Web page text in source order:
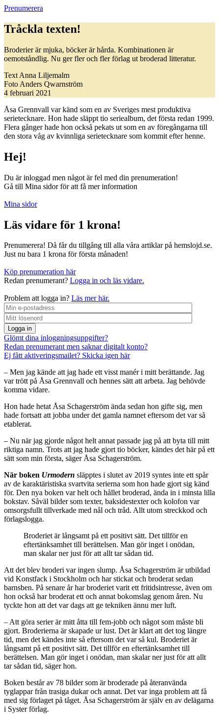
Prenumerera
Tråckla texten!
Broderier är mjuka, böcker är hårda. Kombinationen är
oemotståndlig. Nu ger fler och fler förlag ut broderad litteratur.
Text Anna Liljemalm
Foto Anders Qwarnström
4 februari 2021
Åsa Grennvall var känd som en av Sveriges mest produktiva
serietecknare. Hon hade släppt tio seriealbum, det första redan 1999.
Flera gånger hade hon också pekats ut som en av föregångarna till
den stora våg av kvinnliga serietecknare som kommit efter henne.
Hej!
Du är inloggad men något är fel med din prenumeration!
Gå till Mina sidor för att få mer information
Mina sidor
Läs vidare för 1 krona!
Prenumerera! Då får du tillgång till alla våra artiklar på hemslojd.se.
Just nu bara 1 krona för första månaden!
Köp prenumeration här
Redan prenumerant? Logga in och läs vidare.
Problem att logga in? Läs mer här.
Logga in
Glömt dina inloggningsuppgifter?
Redan prenumerant men saknar digitalt konto?
Ej fått aktiveringsmailet? Skicka igen här
– Men jag kände att jag hade ett visst manér i mitt berättande. Jag
var trött på Åsa Grennvall och hennes sätt att arbeta. Jag behövde
komma vidare.
Hon hade hetat Åsa Schagerström ända sedan hon gifte sig, men
hade fortsatt att jobba under det gamla namnet eftersom det var så
etablerat.
– Nu när jag gjorde något helt annat passade jag på att byta till mitt
riktiga namn. Trots att jag hade gjort tio böcker, kändes det här på ett
sätt som min första, säger Åsa Schagerström.
När boken Urmodern släpptes i slutet av 2019 syntes inte ett spår
av de karaktäristiska svartvita serierna som hon hade gjort sig känd
för. Den nya boken var helt och hållet broderad, ända in i minsta lilla
bokstav. Såväl bilder som texter, baksidestexter och kolofon var
omsorgsfullt tillverkade med nål och tråd. Allt utom streckkod och
förlagslogga.
Broderiet är långsamt på ett positivt sätt. Det tillför en
eftertänksamhet till berättelsen. Man gör inget i onödan,
man skalar ner just för att allt tar sådan tid.
Att det blev broderi var ingen slump. Åsa Schagerström är utbildad
vid Konstfack i Stockholm och har stickat och broderat sedan
barnsben. På senare år har broderiet varit ett fritidsintresse, även om
hon också har broderat ett och annat bokomslag genom åren. Nu
tyckte hon att det var dags att ge tekniken ännu mer luft.
– Att göra serier är mitt åtta till fem-jobb och något som måste bli
gjort. Broderierna är skapade ur lust. Det är klart att det tog längre
tid, men det kändes inte så eftersom det var så kul. Broderiet är
långsamt på ett positivt sätt. Det tillför en eftertänksamhet till
berättelsen. Man gör inget i onödan, man skalar ner just för att allt
tar sådan tid, säger hon.
Boken består av 78 bilder som är broderade på återanvända
tyglappar från trasiga dukar och annat. Det var inga problem att få
med sig förlaget på tåget. Åsa Schagerström är själv en av delägarna
i Syster förlag.